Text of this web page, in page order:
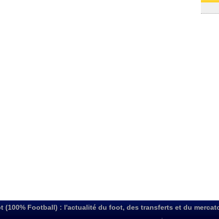
(100% Football) : l'actualité du foot, des transferts et du